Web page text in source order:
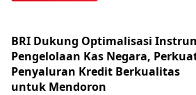
BRI Dukung Optimalisasi
Pengelolaan Kas Negara,
Penyaluran Kredit Berkualitas
untuk Mendoron